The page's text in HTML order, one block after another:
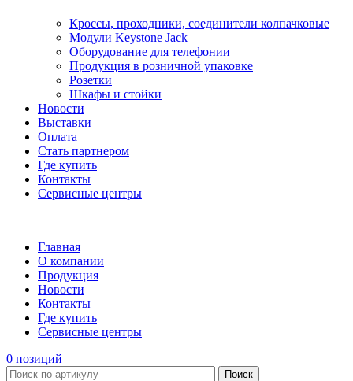
Кроссы, проходники, соединители колпачковые
Модули Keystone Jack
Оборудование для телефонии
Продукция в розничной упаковке
Розетки
Шкафы и стойки
Новости
Выставки
Оплата
Стать партнером
Где купить
Контакты
Сервисные центры
Главная
О компании
Продукция
Новости
Контакты
Где купить
Сервисные центры
0 позиций
Поиск